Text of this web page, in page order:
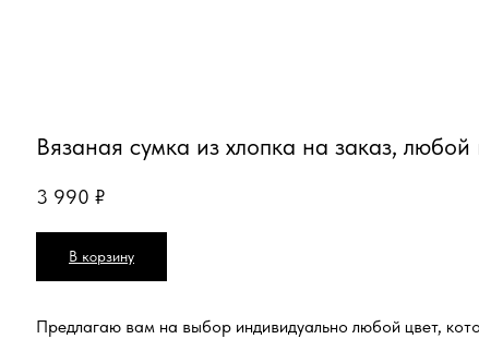
Вязаная сумка из хлопка на заказ, любой
3 990 ₽
В корзину
Предлагаю вам на выбор индивидуально любой цвет,